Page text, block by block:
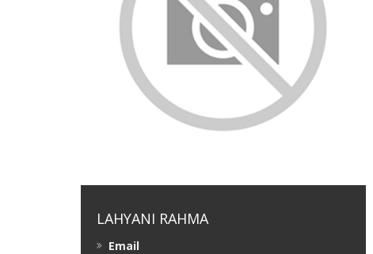
LAHYANI RAHMA
Email